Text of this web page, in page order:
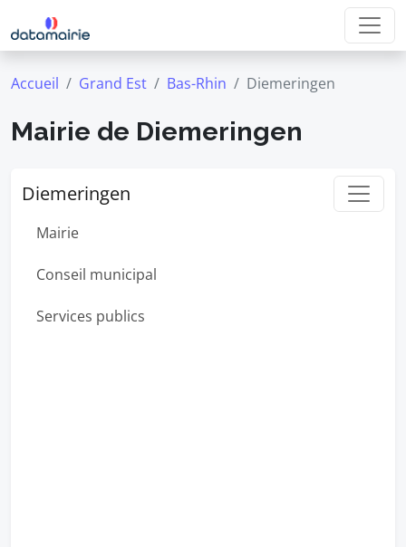
Accueil Grand Est Bas-Rhin Diemeringen
Mairie de Diemeringen
Diemeringen
Mairie
Conseil municipal
Services publics